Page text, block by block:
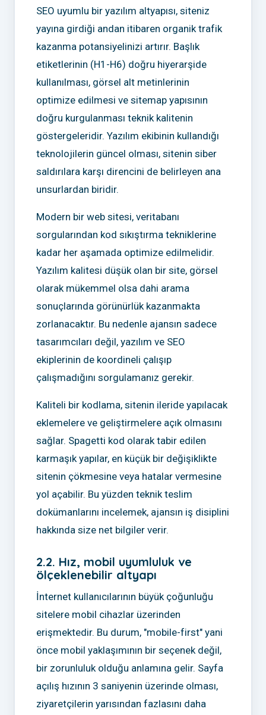
SEO uyumlu bir yazılım altyapısı, siteniz
yayına girdiği andan itibaren organik trafik
kazanma potansiyelinizi artırır. Başlık
etiketlerinin (H1-H6) doğru hiyerarşide
kullanılması, görsel alt metinlerinin
optimize edilmesi ve sitemap yapısının
doğru kurgulanması teknik kalitenin
göstergeleridir. Yazılım ekibinin kullandığı
teknolojilerin güncel olması, sitenin siber
saldırılara karşı direncini de belirleyen ana
unsurlardan biridir.
Modern bir web sitesi, veritabanı
sorgularından kod sıkıştırma tekniklerine
kadar her aşamada optimize edilmelidir.
Yazılım kalitesi düşük olan bir site, görsel
olarak mükemmel olsa dahi arama
sonuçlarında görünürlük kazanmakta
zorlanacaktır. Bu nedenle ajansın sadece
tasarımcıları değil, yazılım ve SEO
ekiplerinin de koordineli çalışıp
çalışmadığını sorgulamanız gerekir.
Kaliteli bir kodlama, sitenin ileride yapılacak
eklemelere ve geliştirmelere açık olmasını
sağlar. Spagetti kod olarak tabir edilen
karmaşık yapılar, en küçük bir değişiklikte
sitenin çökmesine veya hatalar vermesine
yol açabilir. Bu yüzden teknik teslim
dokümanlarını incelemek, ajansın iş disiplini
hakkında size net bilgiler verir.
2.2. Hız, mobil uyumluluk ve
ölçeklenebilir altyapı
İnternet kullanıcılarının büyük çoğunluğu
sitelere mobil cihazlar üzerinden
erişmektedir. Bu durum, "mobile-first" yani
önce mobil yaklaşımının bir seçenek değil,
bir zorunluluk olduğu anlamına gelir. Sayfa
açılış hızının 3 saniyenin üzerinde olması,
ziyaretçilerin yarısından fazlasını daha